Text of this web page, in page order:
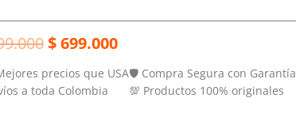
El
original
$699.000El
actual
precios que USA
a toda Colombia
🛡️ Compra Segura con Garantía
💯 Productos 100% originales